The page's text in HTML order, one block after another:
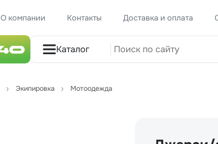
О компании Контакты Доставка и оплата
Каталог
Экипировка Мотоодежда